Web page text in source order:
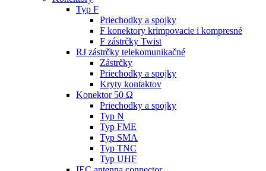
Typ F
Priechodky a spojky
F konektory krimpovacie i kompresné
F zástrčky Twist
RJ zástrčky telekomunikačné
Zástrčky
Priechodky a spojky
Kryty kontaktov
Konektor 50 Ω
Priechodky a spojky
Typ N
Typ FME
Typ SMA
Typ TNC
Typ UHF